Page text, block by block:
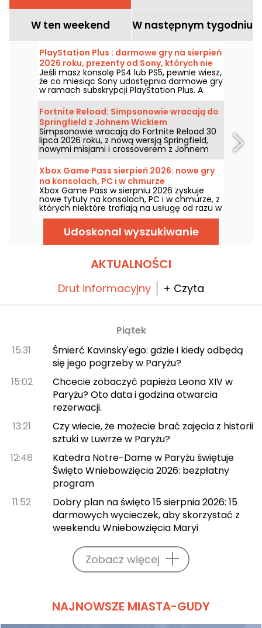
W ten weekend W następnym tygodniu
PlayStation Plus : darmowe gry na sierpień
2026 roku, prezenty od Sony, których nie
warto przegapić
Jeśli masz konsolę PS4 lub PS5, pewnie wiesz,
że co miesiąc Sony udostępnia darmowe gry
w ramach subskrypcji PlayStation Plus. A
zatem, jakie darmowe tytuły czekają w
sierpniu 2026 roku? Poznaj listę wybranych
gier na ten miesiąc.
Fortnite Reload: Simpsonowie wracają do
Springfield z Johnem Wickiem
Simpsonowie wracają do Fortnite Reload 30
lipca 2026 roku, z nową wersją Springfield,
nowymi misjami i crossoverem z Johnem
Wickiem. Aktualizacja dodaje kilka
ikonicznych miejsc, specjalny styl dla
słynnego zabójcy i nowe elementy rozgrywki.
Xbox Game Pass sierpień 2026: nowe gry
na konsolach, PC i w chmurze
Xbox Game Pass w sierpniu 2026 zyskuje
nowe tytuły na konsolach, PC i w chmurze, z
których niektóre trafiają na usługę od razu w
dniu premiery. Oto najważniejsze nowości,
które Microsoft zapowiedział dla abonentów.
Udoskonal wyszukiwanie
AKTUALNOŚCI
Drut informacyjny + Czyta
Piątek
15:31
Śmierć Kavinsky'ego: gdzie i kiedy odbędą
się jego pogrzeby w Paryżu?
15:02
Chcecie zobaczyć papieża Leona XIV w
Paryżu? Oto data i godzina otwarcia
rezerwacji.
13:21
Czy wiecie, że możecie brać zajęcia z historii
sztuki w Luwrze w Paryżu?
12:48
Katedra Notre-Dame w Paryżu świętuje
Święto Wniebowzięcia 2026: bezpłatny
program
11:52
Dobry plan na święto 15 sierpnia 2026: 15
darmowych wycieczek, aby skorzystać z
weekendu Wniebowzięcia Maryi
Zobacz więcej
NAJNOWSZE MIASTA-GUDY